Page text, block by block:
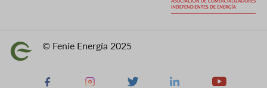
Image © Feníe Energía 2025
Facebook Instagram X Linkedin Youtube